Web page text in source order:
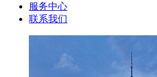
服务中心
联系我们